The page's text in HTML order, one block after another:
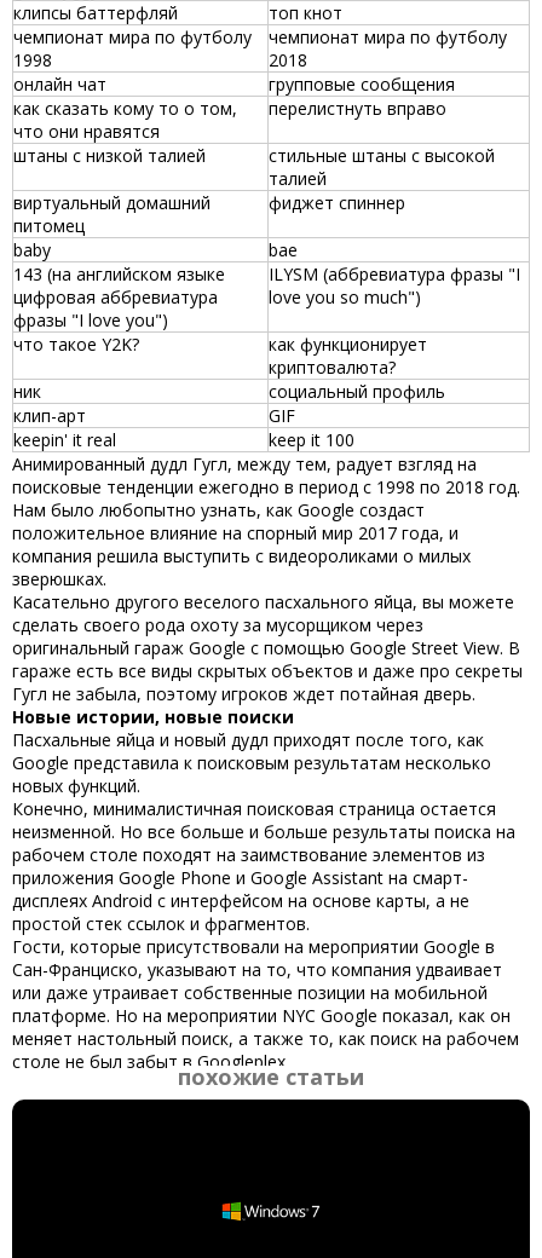
клипсы баттерфляй
топ кнот
чемпионат мира по футболу
1998
чемпионат мира по футболу
2018
онлайн чат
групповые сообщения
как сказать кому то о том,
что они нравятся
перелистнуть вправо
штаны с низкой талией
стильные штаны с высокой
талией
виртуальный домашний
питомец
фиджет спиннер
baby
bae
143 (на английском языке
цифровая аббревиатура
фразы "I love you")
ILYSM (аббревиатура фразы "I
love you so much")
что такое Y2K?
как функционирует
криптовалюта?
ник
социальный профиль
клип-арт
GIF
keepin' it real
keep it 100
Анимированный дудл Гугл, между тем, радует взгляд на
поисковые тенденции ежегодно в период с 1998 по 2018 год.
Нам было любопытно узнать, как Google создаст
положительное влияние на спорный мир 2017 года, и
компания решила выступить с видеороликами о милых
зверюшках.
Касательно другого веселого пасхального яйца, вы можете
сделать своего рода охоту за мусорщиком через
оригинальный гараж Google с помощью Google Street View. В
гараже есть все виды скрытых объектов и даже про секреты
Гугл не забыла, поэтому игроков ждет потайная дверь.
Новые истории, новые поиски
Пасхальные яйца и новый дудл приходят после того, как
Google представила к поисковым результатам несколько
новых функций.
Конечно, минималистичная поисковая страница остается
неизменной. Но все больше и больше результаты поиска на
рабочем столе походят на заимствование элементов из
приложения Google Phone и Google Assistant на смарт-
дисплеях Android с интерфейсом на основе карты, а не
простой стек ссылок и фрагментов.
Гости, которые присутствовали на мероприятии Google в
Сан-Франциско, указывают на то, что компания удваивает
или даже утраивает собственные позиции на мобильной
платформе. Но на мероприятии NYC Google показал, как он
меняет настольный поиск, а также то, как поиск на рабочем
столе не был забыт в Googleplex.
похожие статьи